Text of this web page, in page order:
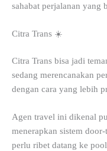
sahabat perjalanan yang
Citra Trans ☀️
Citra Trans bisa jadi
sedang merencanakan
dengan cara yang lebih
Agen travel ini dikenal
menerapkan sistem
perlu ribet datang ke